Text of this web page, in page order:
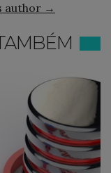
author →